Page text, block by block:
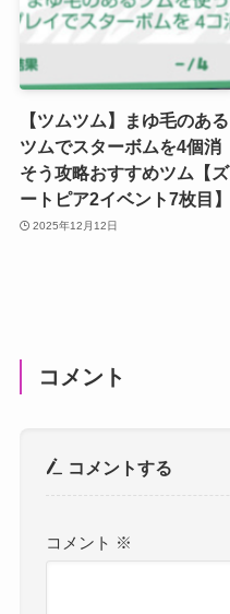
【ツムツム】まゆ毛のある
ツムでスターボムを4個消
そう攻略おすすめツム【ズ
ートピア2イベント7枚目】
2025年12月12日
コメント
コメントする
コメント ※